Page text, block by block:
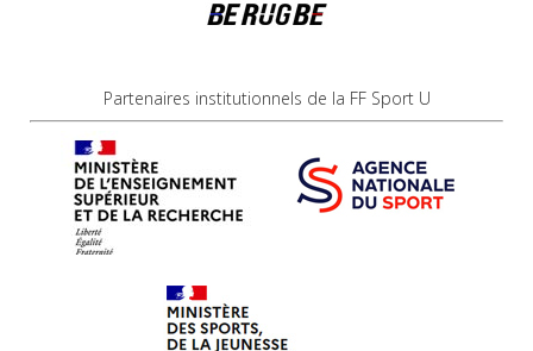
Partenaires institutionnels de la FF Sport U